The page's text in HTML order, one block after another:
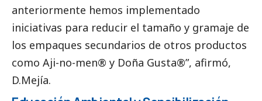
anteriormente hemos implementado
iniciativas para reducir el tamaño y gramaje de
los empaques secundarios de otros productos
como Aji-no-men® y Doña Gusta®”, afirmó,
D.Mejía.